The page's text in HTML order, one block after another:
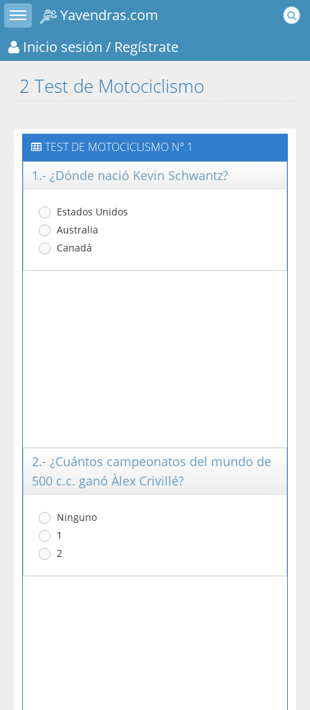
Toggle sidebar
Yavendras.com
Inicio sesión / Regístrate
2 Test de Motociclismo
TEST DE MOTOCICLISMO Nº 1
1.- ¿Dónde nació Kevin Schwantz?
Estados Unidos
Australia
Canadá
2.- ¿Cuántos campeonatos del mundo de
500 c.c. ganó Àlex Crivillé?
Ninguno
1
2